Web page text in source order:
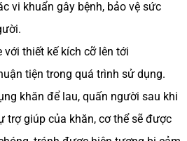
vi khuẩn gây bệnh, bảo vệ sức
với thiết kế kích cỡ lên tới
tiện trong quá trình sử dụng.
khăn để lau, quấn người sau khi
trợ giúp của khăn, cơ thể sẽ được